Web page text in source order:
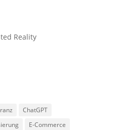
Reality
ChatGPT
E-Commerce